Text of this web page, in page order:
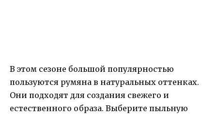
В этом сезоне большой популярностью
пользуются румяна в натуральных оттенках.
Они подходят для создания свежего и
естественного образа. Выберите пыльную